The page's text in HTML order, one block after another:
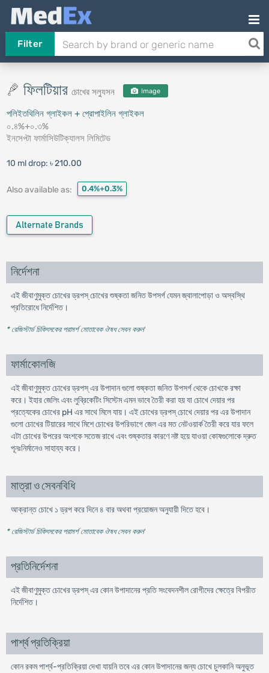
Filter
ফিলটিয়ার চোখের সল্যুসন Image
পলিইতথিলিন গ্লাইকল + প্রোপাইলিন গ্লাইকল
০.৪%+০.৩%
ইনসেপ্টা ফার্মাসিউটিক্যালস লিমিটেড
10 ml drop: ৳ 210.00
Also available as: 0.4%+0.3%
Alternate Brands
নির্দেশনা
এই জীবাণুমুক্ত চোখের ড্রপস্ চোখের শুষ্কতা জনিত উপসর্গ যেমন জ্বালাপােড়া ও অস্বস্থি
প্রতিরােধে নির্দেশিত।
* রেজিস্টার্ড চিকিৎসকের পরামর্শ মোতাবেক ঔষধ সেবন করুন'
ফার্মাকোলজি
এই জীবাণুমুক্ত চোখের ড্রপস্ এর উপাদান গুলাে শুষ্কতা জনিত উপসর্গ থেকে চোখকে রক্ষা
করে। ইহার জেলিং এবং লুব্রিকেটিং সিস্টেম এমন ভাবে তৈরী করা হয় যা চোখে দেয়ার পর
প্রত্যেকের চোখের pH এর সাথে মিলে যায়। এই চোখের ড্রপস্ চোখে দেয়ার পর এর উপাদান
গুলাে চোখের টিয়ারের সাথে মিশে চোখের উপরিভাগে জেল এর মত নেটওয়ার্ক তৈরী করে যার ফলে
এটা চোখের উপরের অংশকে সতেজ রাখে এবং শুষ্কতার কারণে নষ্ট হয়ে যাওয়া কোষগুলােকে দ্রুত
পূনঃনির্মানেও সাহায্য করে।
মাত্রা ও সেবনবিধি
আক্রান্ত চোখে ১ ড্রপ করে দিনে ৪ বার অথবা প্রয়ােজন অনুযায়ী দিতে হবে।
* রেজিস্টার্ড চিকিৎসকের পরামর্শ মোতাবেক ঔষধ সেবন করুন'
প্রতিনির্দেশনা
এই জীবাণুমুক্ত চোখের ড্রপস্ এর কোন উপাদানের প্রতি সংবেদনশীল রােগীদের ক্ষেত্রে বিপরীত
নির্দেশিত।
পার্শ্ব প্রতিক্রিয়া
কোন রকম পার্শ্ব-প্রতিক্রিয়া দেখা যায়নি তবে এর কোন উপাদানের জন্য চোখে চুলকানি অনুভূত